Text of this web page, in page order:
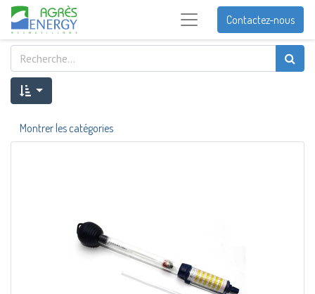
Contactez-nous
Montrer les catégories